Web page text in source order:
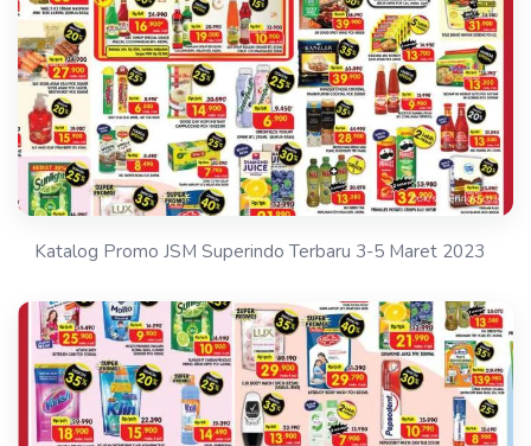
Katalog Promo JSM Superindo Terbaru 3-5 Maret 2023